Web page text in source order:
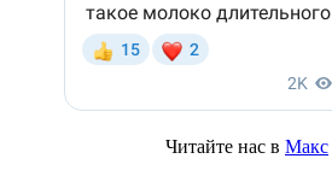
Читайте нас в Макс